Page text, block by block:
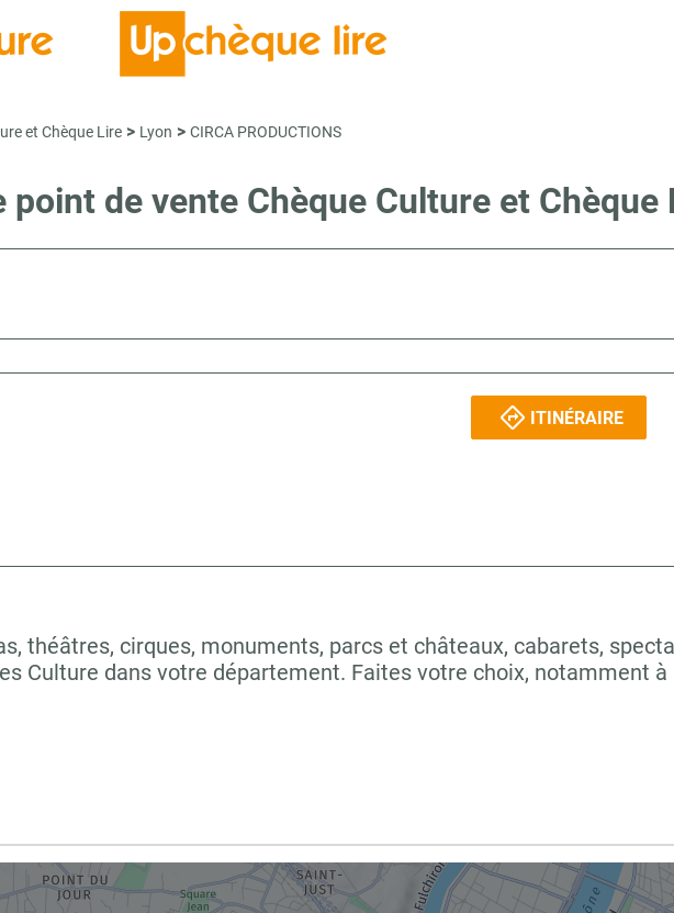
et Chèque Lire > Lyon > CIRCA PRODUCTIONS
point de vente Chèque Culture et Chèque
ITINÉRAIRE
théâtres, cirques, monuments, parcs et châteaux, cabarets,
Culture dans votre département. Faites votre choix, notamment à